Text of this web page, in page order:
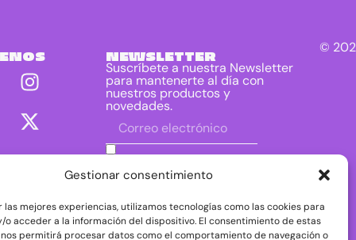
Gestionar consentimiento
las mejores experiencias, utilizamos tecnologías como las cookies para
o acceder a la información del dispositivo. El consentimiento de estas
permitirá procesar datos como el comportamiento de navegación o
NEWSLETTER
Suscríbete a nuestra Newsletter
para mantenerte al día con
nuestros productos y
novedades.
contenidas en la política de privacidad
sobre el tratamiento de mis datos para
DIRAC DIST, S.L. como responsable del
tratamiento tratará tus datos con la finalidad de
dar respuesta a tu consulta o petición. Puedes
©